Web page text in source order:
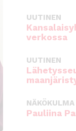
UUTINEN
verkossa
UUTINEN
NÄKÖKULMA
Pauliina